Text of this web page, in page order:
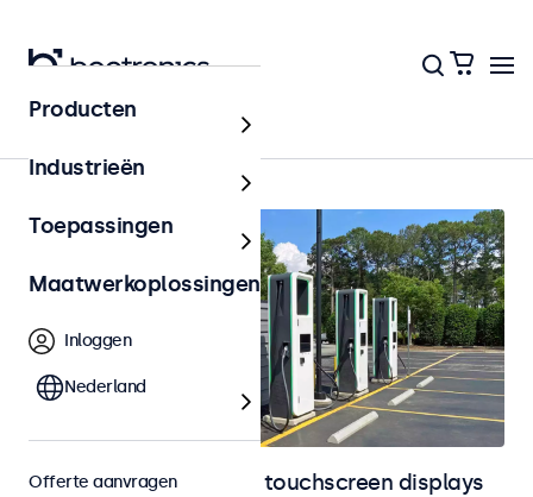
Home
Outdoor monitoren en touchscreen displays
Producten
Industrieën
Toepassingen
Maatwerkoplossingen
Inloggen
Nederland
Offerte aanvragen